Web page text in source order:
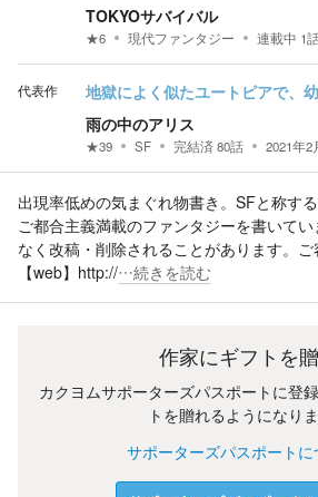
TOKYOサバイバル
★6 現代ファンタジー 連載中 1
代表作 地獄によく似たユートピアで、
雨の中のアリス
★39 SF 完結済80話 2021年2
出現率低めの気まぐれ物書き。SFと称す
ご都合主義満載のファンタジーを書いて
なく改稿・削除されることがあります。ご
【web】http://…続きを読む
作家にギフトを
カクヨムサポーターズパスポートに登
トを贈れるようになりま
サポーターズパスポートに